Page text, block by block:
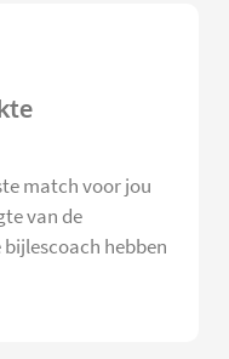
match voor jou
van de
hebben